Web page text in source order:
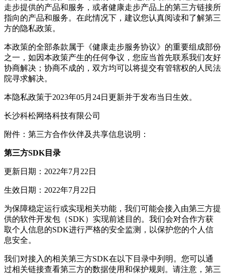
走步提供的产品和服务，或者健康走步产品上的第三方链接所
指向的产品和服务。在此情况下，建议您认真阅读和了解第三
方的隐私政策。
本政策的全部条款属于《健康走步服务协议》的重要组成部份
之一，如因本政策产生的任何争议，您应当首先联系我们友好
协商解决；协商不成的，双方均可以将提交有管辖权的人民法
院寻求解决。
本隐私政策于2023年05月24日更新并于发布当日生效。
长沙科松网络科技有限公司
附件：第三方合作伙伴及共享信息说明：
第三方SDK目录
更新日期：2022年7月22日
生效日期：2022年7月22日
为保障稳定运行或实现相关功能，我们可能会接入由第三方提
供的软件开发包（SDK）实现前述目的。我们会对合作方获
取个人信息的SDK进行严格的安全监测，以保护您的个人信
息安全。
我们对接入的相关第三方SDK在以下目录中列明。您可以通
过相关链接查看第三方的数据使用和保护规则。请注意，第三